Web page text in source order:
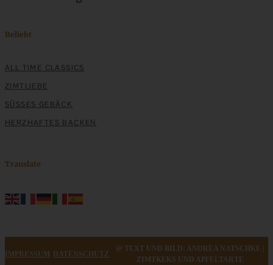
Beliebt
ALL TIME CLASSICS
ZIMTLIEBE
SÜSSES GEBÄCK
HERZHAFTES BACKEN
Translate
IMPRESSUM DATENSCHUTZ
@ TEXT UND BILD: ANDREA NATSCHKE |
ZIMTKEKS UND APFELTARTE